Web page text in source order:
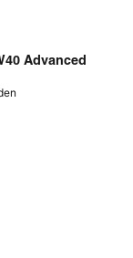
Advanced